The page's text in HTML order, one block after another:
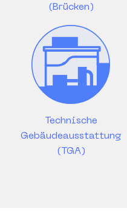
(Brücken)
Technische
Gebäudeausstattung
(TGA)